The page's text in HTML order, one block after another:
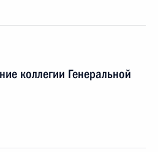
коллегии Генеральной